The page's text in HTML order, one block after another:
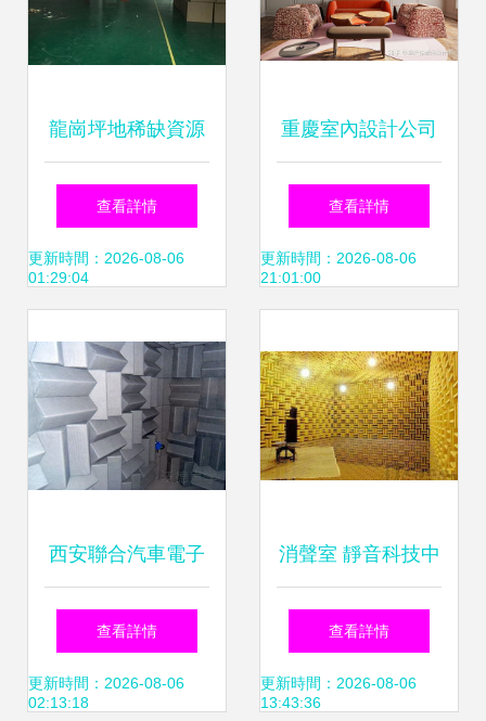
龍崗坪地稀缺資源
坪西南路二樓650
㎡精裝廠房，含消
查看詳情
更新時間：2026-08-06
01:29:04
重慶室內設計公司
分布及消聲室特點
分析
查看詳情
更新時間：2026-08-06
21:01:00
西安聯合汽車電子
消聲室 噪聲精準測
試的專業平臺
查看詳情
更新時間：2026-08-06
02:13:18
消聲室 靜音科技中
的極致空間探索
查看詳情
更新時間：2026-08-06
13:43:36